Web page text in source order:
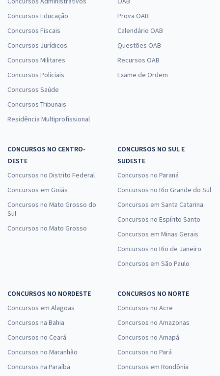
Concursos Educação
Concursos Fiscais
Concursos Jurídicos
Concursos Militares
Concursos Policiais
Concursos Saúde
Concursos Tribunais
Residência Multiprofissional
Prova OAB
Calendário OAB
Questões OAB
Recursos OAB
Exame de Ordem
CONCURSOS NO CENTRO-
OESTE
Concursos no Distrito Federal
Concursos em Goiás
Concursos no Mato Grosso do
Sul
Concursos no Mato Grosso
CONCURSOS NO SUL E
SUDESTE
Concursos no Paraná
Concursos no Rio Grande do Sul
Concursos em Santa Catarina
Concursos no Espírito Santo
Concursos em Minas Gerais
Concursos no Rio de Janeiro
Concursos em São Paulo
CONCURSOS NO NORDESTE
Concursos em Alagoas
Concursos na Bahia
Concursos no Ceará
Concursos no Maranhão
Concursos na Paraíba
CONCURSOS NO NORTE
Concursos no Acre
Concursos no Amazonas
Concursos no Amapá
Concursos no Pará
Concursos em Rondônia